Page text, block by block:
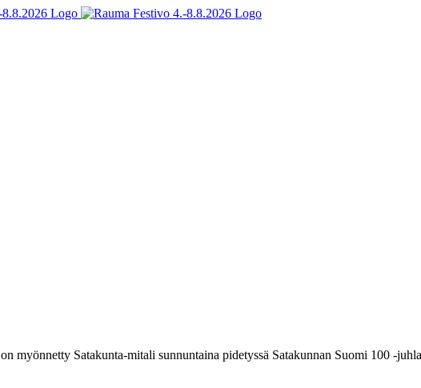
on myönnetty Satakunta-mitali sunnuntaina pidetyssä Satakunnan Suomi 100 -